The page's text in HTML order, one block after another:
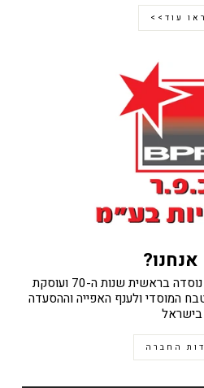
עוד>>
אנחנו?
חברת ב.פ.ר סוכנויות בע"מ נוסדה בראשית שנות ה-70 ועוסקת
המוסדי ולענף האפייה וההסעדה
בישראל
החברה